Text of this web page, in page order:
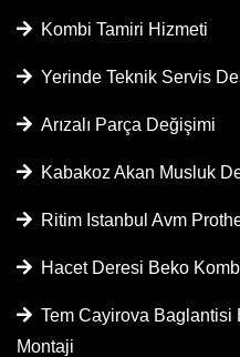
Kombi Tamiri Hizmeti
Yerinde Teknik Servis
Arızalı Parça Değişimi
Kabakoz Akan Musluk
Ritim Istanbul Avm
Hacet Deresi Beko
Tem Cayirova
Montaji